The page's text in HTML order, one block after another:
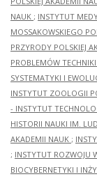
NAUK ; INSTYTUT
MOSSAKOWSKIEGO
PRZYRODY POLSKIEJ
PROBLEMÓW
SYSTEMATYKI I
INSTYTUT ZOOLOGII
- INSTYTUT
HISTORII NAUKI IM.
AKADEMII NAUK ;
; INSTYTUT ROZWOJU
BIOCYBERNETYKI I